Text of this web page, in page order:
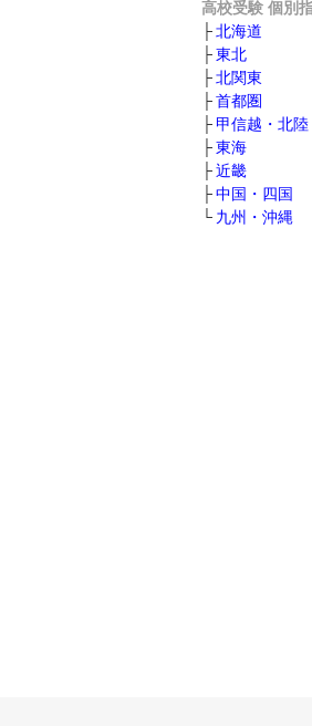
高校受験 個別
北海道
東北
北関東
首都圏
甲信越・北陸
東海
近畿
中国・四国
九州・沖縄